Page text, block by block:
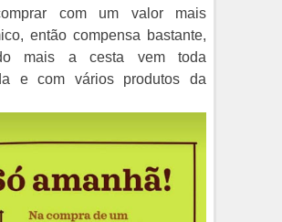
com um valor mais
então compensa bastante,
mais a cesta vem toda
e com vários produtos da